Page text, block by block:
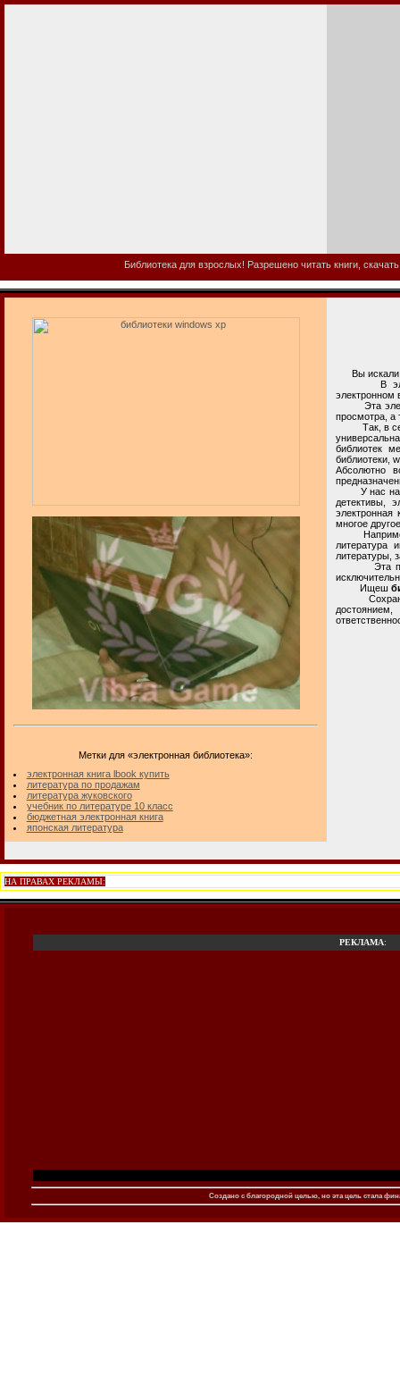
Библиотека для взрослых! Разрешено читать книги,
Метки для «электронная библиотека»:
электронная книга lbook купить
литература по продажам
литература жуковского
учебник по литературе 10 класс
бюджетная электронная книга
японская литература
Вы искали
В
электронном
Эта
просмотра, а
Так, в сети
библиотек
библиотеки,
Абсолютно
У нас на
детективы,
электронная
многое
Например,
литература
литературы,
Эта
Ищеш
НА ПРАВАХ РЕКЛАМЫ:
РЕКЛАМА:
Создано c благородной целью, но эта цель стала